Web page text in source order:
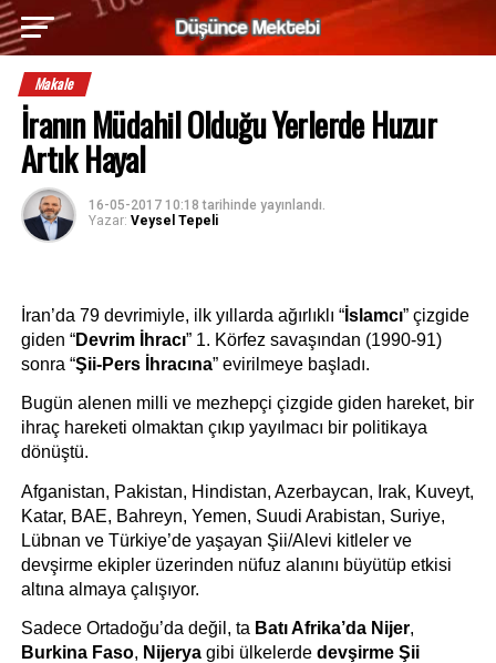
Makale
İranın Müdahil Olduğu Yerlerde Huzur
Artık Hayal
16-05-2017 10:18 tarihinde yayınlandı.
Yazar: Veysel Tepeli
İran’da 79 devrimiyle, ilk yıllarda ağırlıklı “İslamcı” çizgide
giden “Devrim İhracı” 1. Körfez savaşından (1990-91)
sonra “Şii-Pers İhracına” evirilmeye başladı.
Bugün alenen milli ve mezhepçi çizgide giden hareket, bir
ihraç hareketi olmaktan çıkıp yayılmacı bir politikaya
dönüştü.
Afganistan, Pakistan, Hindistan, Azerbaycan, Irak, Kuveyt,
Katar, BAE, Bahreyn, Yemen, Suudi Arabistan, Suriye,
Lübnan ve Türkiye’de yaşayan Şii/Alevi kitleler ve
devşirme ekipler üzerinden nüfuz alanını büyütüp etkisi
altına almaya çalışıyor.
Sadece Ortadoğu’da değil, ta Batı Afrika’da Nijer
Burkina Faso, Nijerya gibi ülkelerde devşirme Şii